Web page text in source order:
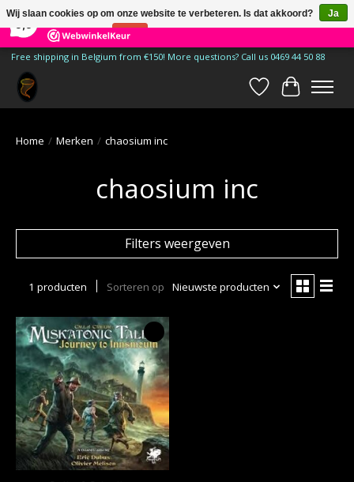
185 Reviews ×
Free shipping in Belgium from €150! More questions? Call us 0469 44 50 88
Verlanglijst
Home / Merken / chaosium inc
chaosium inc
Filters weergeven
1 producten Sorteren op Nieuwste producten
Wij slaan cookies op om onze website te verbeteren. Is dat akkoord?
Ja
Nee